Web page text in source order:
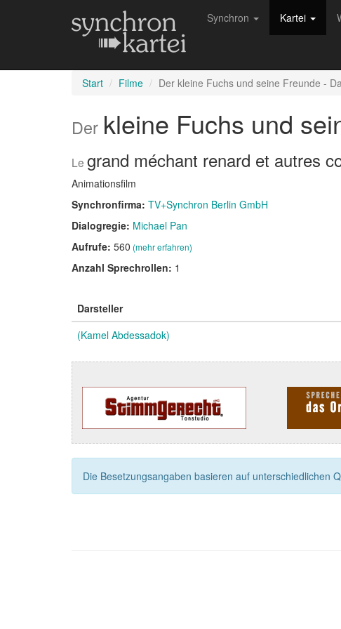
Synchron Kartei
Start Filme Der kleine Fuchs und seine Freunde -
Der kleine Fuchs und
Le grand méchant renard et autres
Animationsfilm
Synchronfirma: TV+Synchron Berlin GmbH
Dialogregie: Michael Pan
Aufrufe: 560 (mehr erfahren)
Anzahl Sprechrollen: 1
Darsteller
(Kamel Abdessadok)
Die Besetzungsangaben basieren auf unterschiedlichen